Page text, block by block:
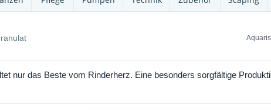
nur das Beste vom Rinderherz. Eine besonders sorgfältige